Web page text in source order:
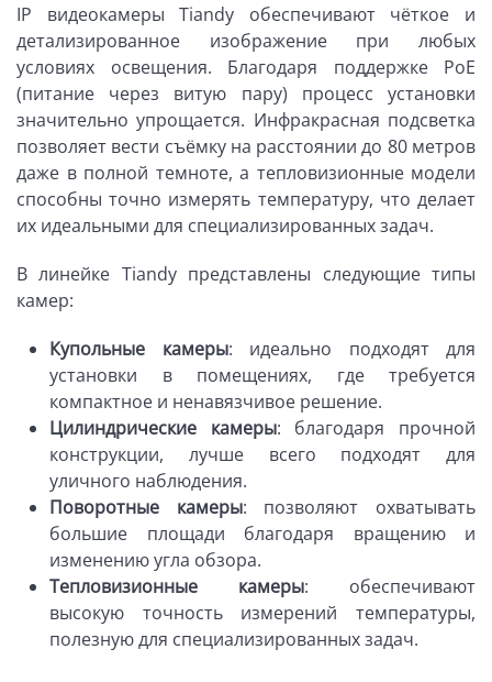
IP видеокамеры Tiandy обеспечивают чёткое и
детализированное изображение при любых
условиях освещения. Благодаря поддержке PoE
(питание через витую пару) процесс установки
значительно упрощается. Инфракрасная подсветка
позволяет вести съёмку на расстоянии до 80 метров
даже в полной темноте, а тепловизионные модели
способны точно измерять температуру, что делает
их идеальными для специализированных задач.
В линейке Tiandy представлены следующие типы
камер:
Купольные камеры: идеально подходят для
установки в помещениях, где требуется
компактное и ненавязчивое решение.
Цилиндрические камеры: благодаря прочной
конструкции, лучше всего подходят для
уличного наблюдения.
Поворотные камеры: позволяют охватывать
большие площади благодаря вращению и
изменению угла обзора.
Тепловизионные камеры: обеспечивают
высокую точность измерений температуры,
полезную для специализированных задач.